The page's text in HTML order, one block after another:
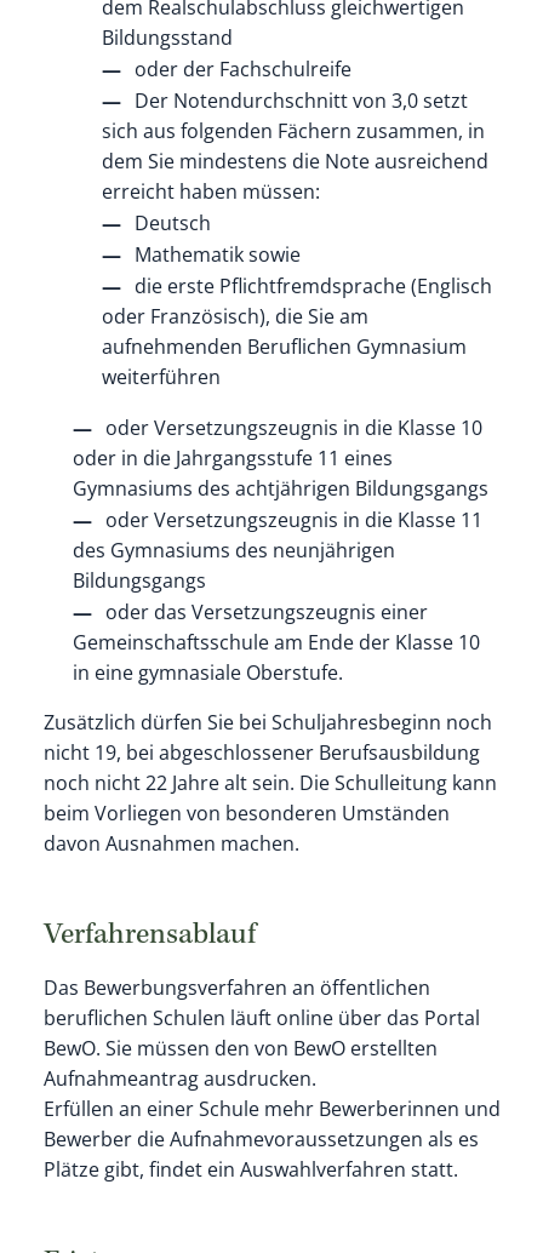
dem Realschulabschluss gleichwertigen
Bildungsstand
oder der Fachschulreife
Der Notendurchschnitt von 3,0 setzt
sich aus folgenden Fächern zusammen, in
dem Sie mindestens die Note ausreichend
erreicht haben müssen:
Deutsch
Mathematik sowie
die erste Pflichtfremdsprache (Englisch
oder Französisch), die Sie am
aufnehmenden Beruflichen Gymnasium
weiterführen
oder Versetzungszeugnis in die Klasse 10
oder in die Jahrgangsstufe 11 eines
Gymnasiums des achtjährigen Bildungsgangs
oder Versetzungszeugnis in die Klasse 11
des Gymnasiums des neunjährigen
Bildungsgangs
oder das Versetzungszeugnis einer
Gemeinschaftsschule am Ende der Klasse 10
in eine gymnasiale Oberstufe.
Zusätzlich dürfen Sie bei Schuljahresbeginn noch
nicht 19, bei abgeschlossener Berufsausbildung
noch nicht 22 Jahre alt sein. Die Schulleitung kann
beim Vorliegen von besonderen Umständen
davon Ausnahmen machen.
Verfahrensablauf
Das Bewerbungsverfahren an öffentlichen
beruflichen Schulen läuft online über das Portal
BewO. Sie müssen den von BewO erstellten
Aufnahmeantrag ausdrucken.
Erfüllen an einer Schule mehr Bewerberinnen und
Bewerber die Aufnahmevoraussetzungen als es
Plätze gibt, findet ein Auswahlverfahren statt.